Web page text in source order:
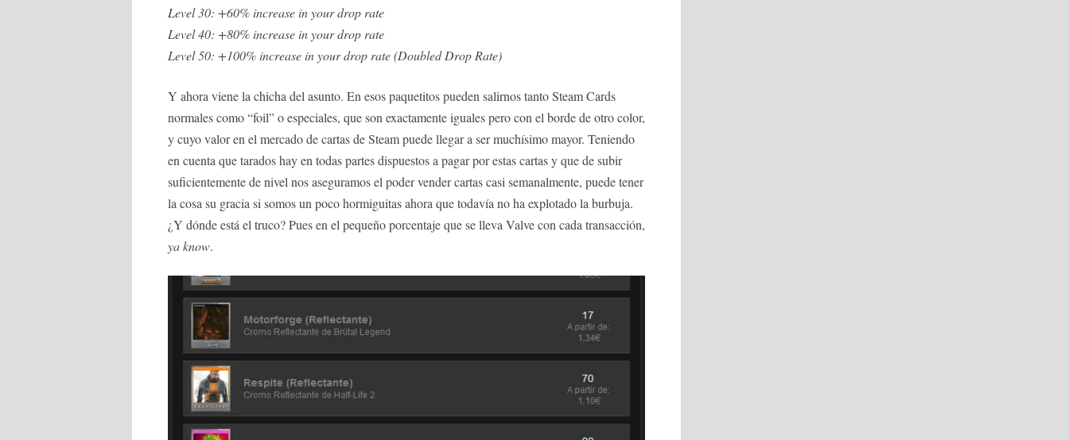
Level 30: +60% increase in your drop rate
Level 40: +80% increase in your drop rate
Level 50: +100% increase in your drop rate (Doubled Drop Rate)
Y ahora viene la chicha del asunto. En esos paquetitos pueden salirnos tanto Steam Cards
normales como “foil” o especiales, que son exactamente iguales pero con el borde de otro color,
y cuyo valor en el mercado de cartas de Steam puede llegar a ser muchísimo mayor. Teniendo
en cuenta que tarados hay en todas partes dispuestos a pagar por estas cartas y que de subir
suficientemente de nivel nos aseguramos el poder vender cartas casi semanalmente, puede tener
la cosa su gracia si somos un poco hormiguitas ahora que todavía no ha explotado la burbuja.
¿Y dónde está el truco? Pues en el pequeño porcentaje que se lleva Valve con cada transacción,
ya know.